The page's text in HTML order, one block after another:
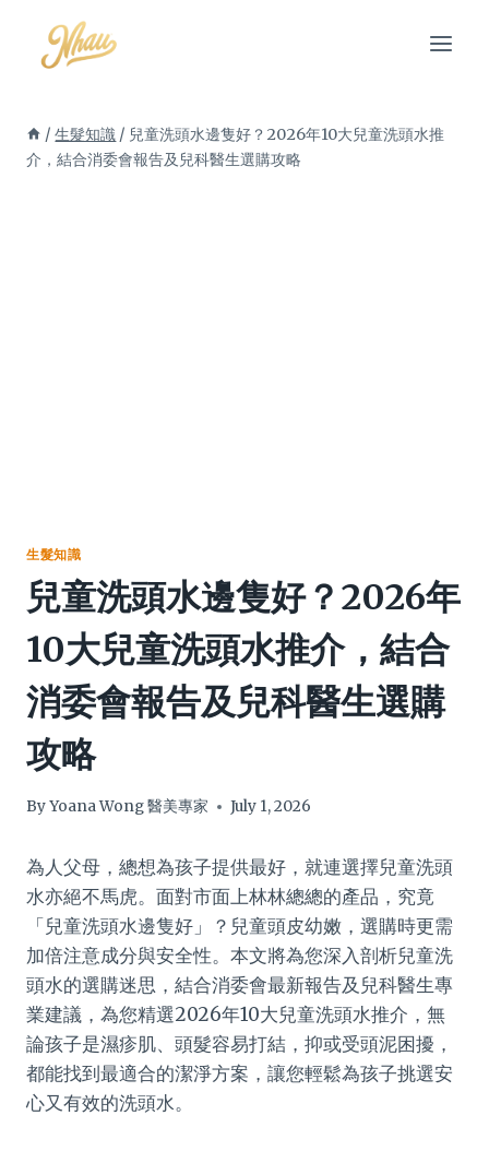
content
/ 生髮知識 / 兒童洗頭水邊隻好？2026年10大兒童洗頭水推
介，結合消委會報告及兒科醫生選購攻略
生髮知識
兒童洗頭水邊隻好？2026年
10大兒童洗頭水推介，結合
消委會報告及兒科醫生選購
攻略
ByYoana Wong 醫美專家 July 1, 2026
為人父母，總想為孩子提供最好，就連選擇兒童洗頭
水亦絕不馬虎。面對市面上林林總總的產品，究竟
「兒童洗頭水邊隻好」？兒童頭皮幼嫩，選購時更需
加倍注意成分與安全性。本文將為您深入剖析兒童洗
頭水的選購迷思，結合消委會最新報告及兒科醫生專
業建議，為您精選2026年10大兒童洗頭水推介，無
論孩子是濕疹肌、頭髮容易打結，抑或受頭泥困擾，
都能找到最適合的潔淨方案，讓您輕鬆為孩子挑選安
心又有效的洗頭水。